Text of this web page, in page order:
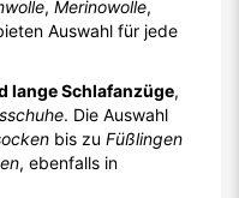
, Merinowolle,
Auswahl für jede
lange Schlafanzüge,
. Die Auswahl
bis zu Füßlingen
, ebenfalls in